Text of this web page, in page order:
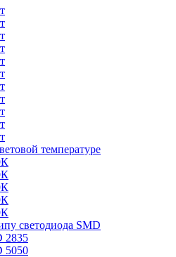
температуре
светодиода SMD
2835
5050